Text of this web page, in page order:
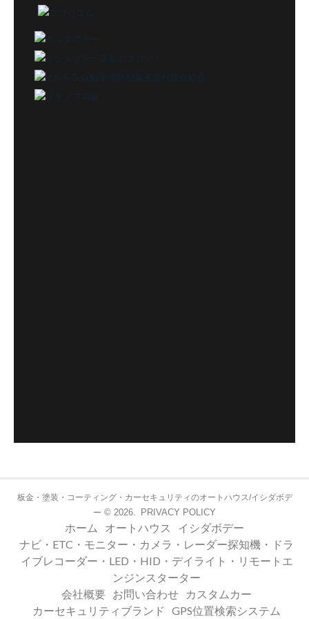
板金・塗装・コーティング・カーセキュリティのオートハウス/イシダボデ
ー © 2026. PRIVACY POLICY
ホーム オートハウス
イシダボデー
ナビ・ETC・モニター・カメラ・レーダー探知機・ドラ
イブレコーダー・LED・HID・デイライト・リモートエ
ンジンスターター
会社概要
お問い合わせ
カスタムカー
カーセキュリティブランド
GPS位置検索システム